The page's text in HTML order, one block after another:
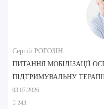
Сергій РОГОЗІН
ПИТАННЯ МОБІЛІЗАЦІЇ
ПІДТРИМУВАЛЬНУ
03.07.2026
243